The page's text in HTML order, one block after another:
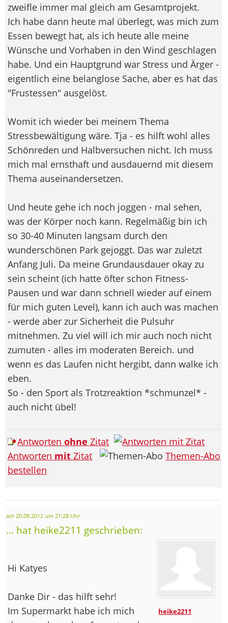
zweifle immer mal gleich am Gesamtprojekt.
Ich habe dann heute mal überlegt, was mich zum
Essen bewegt hat, als ich heute alle meine
Wünsche und Vorhaben in den Wind geschlagen
habe. Und ein Hauptgrund war Stress und Ärger -
eigentlich eine belanglose Sache, aber es hat das
"Frustessen" ausgelöst.
Womit ich wieder bei meinem Thema
Stressbewältigung wäre. Tja - es hilft wohl alles
Schönreden und Halbversuchen nicht. Ich muss
mich mal ernsthaft und ausdauernd mit diesem
Thema auseinandersetzen.
Und heute gehe ich noch joggen - mal sehen,
was der Körper noch kann. Regelmäßig bin ich
so 30-40 Minuten langsam durch den
wunderschönen Park gejoggt. Das war zuletzt
Anfang Juli. Da meine Grundausdauer okay zu
sein scheint (ich hatte öfter schon Fitness-
Pausen und war dann schnell wieder auf einem
für mich guten Level), kann ich auch was machen
- werde aber zur Sicherheit die Pulsuhr
mitnehmen. Zu viel will ich mir auch noch nicht
zumuten - alles im moderaten Bereich. und
wenn es das Laufen nicht hergibt, dann walke ich
eben.
So - den Sport als Trotzreaktion *schmunzel* -
auch nicht übel!
Antworten ohne Zitat
Antworten mit Zitat
Themen-Abo
bestellen
am 20.08.2012 um 21:28 Uhr
... hat heike2211 geschrieben:
heike2211
Hi Katyes
Danke Dir - das hilft sehr!
Im Supermarkt habe ich mich